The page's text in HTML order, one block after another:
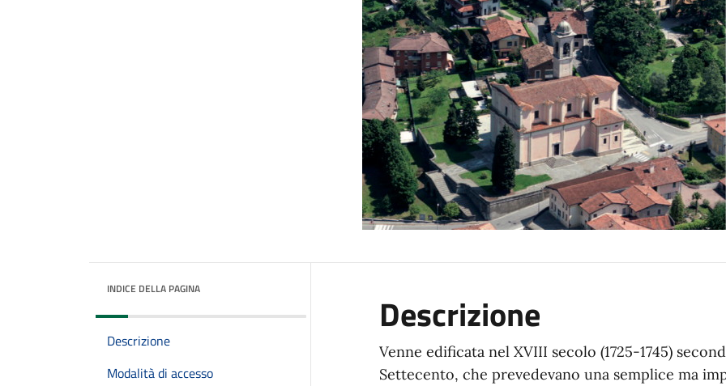
INDICE DELLA PAGINA
Descrizione
Modalità di accesso
Descrizione
Venne edificata nel XVIII secolo (1725-1745)
Settecento, che prevedevano una semplice ma